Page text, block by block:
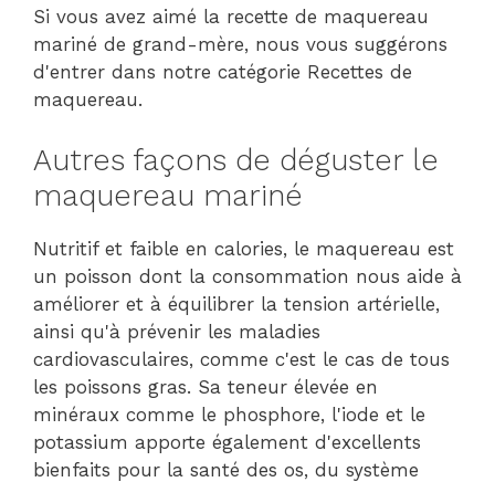
Si vous avez aimé la recette de maquereau
mariné de grand-mère, nous vous suggérons
d'entrer dans notre catégorie Recettes de
maquereau.
Autres façons de déguster le
maquereau mariné
Nutritif et faible en calories, le maquereau est
un poisson dont la consommation nous aide à
améliorer et à équilibrer la tension artérielle,
ainsi qu'à prévenir les maladies
cardiovasculaires, comme c'est le cas de tous
les poissons gras. Sa teneur élevée en
minéraux comme le phosphore, l'iode et le
potassium apporte également d'excellents
bienfaits pour la santé des os, du système